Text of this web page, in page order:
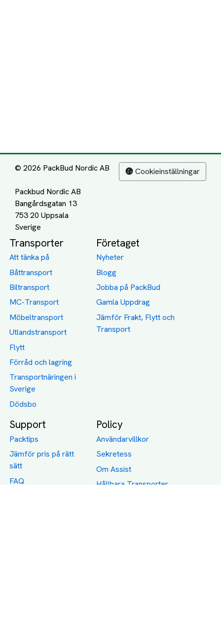
© 2026 PackBud Nordic AB
Packbud Nordic AB
Bangårdsgatan 13
753 20 Uppsala
Cookieinställningar
Transporter
Att tänka på
Båttransport
Biltransport
MC-Transport
Möbeltransport
Utlandstransport
Flytt
Förråd och lagring
Transportnäringen i
Sverige
Dödsbo
Företaget
Nyheter
Blogg
Jobba på PackBud
Gamla Uppdrag
Jämför Frakt, Flytt och
Transport
Support
Packtips
Jämför pris på rätt
sätt
FAQ
Policy
Användarvillkor
Sekretess
Om Assist
Hållbara Transporter